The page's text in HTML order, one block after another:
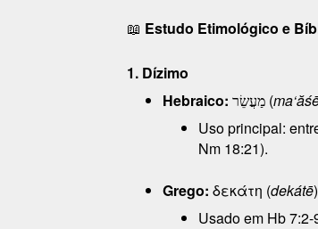
📖 Estudo Etimológico e
1. Dízimo
Hebraico:
מַעֲשֵׂר (
Uso principal:
Nm 18:21).
Grego: δεκάτη (dekátē
Usado em Hb